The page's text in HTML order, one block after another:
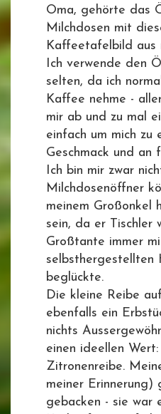
Oma, gehörte das
Milchdosen mit
Kaffeetafelbild aus
Ich verwende den
selten, da ich
Kaffee nehme -
mir ab und zu mal
einfach um mich zu
Geschmack und an
Ich bin mir zwar
Milchdosenöffner
meinem Großonkel
sein, da er Tischler
Großtante immer
selbsthergestellten
beglückte.
Die kleine Reibe
ebenfalls ein
nichts
einen ideellen
Zitronenreibe.
meiner Erinnerung)
gebacken - sie war